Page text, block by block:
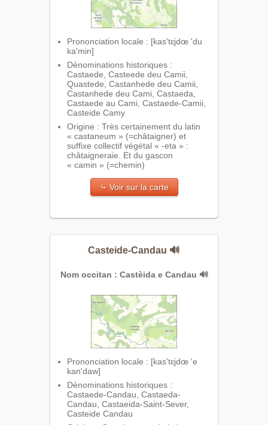
Prononciation locale : [kas'tɛjdœ 'du
ka'min]
Dénominations historiques :
Castaede, Casteede deu Camii,
Quastede, Castanhede deu Camii,
Castanhede deu Cami, Castaeda,
Castaede au Cami, Castaede-Camii,
Casteide Camy
Origine : Très certainement du latin
« castaneum » (=châtaigner) et
suffixe collectif végétal « -eta » :
châtaigneraie. Et du gascon
« camin » (=chemin)
⤷ Voir sur la carte
Casteide-Candau 🔊
Nom occitan : Castèida e Candau 🔊
Prononciation locale : [kas'tɛjdœ 'e
kan'daw]
Dénominations historiques :
Castaede-Candau, Castaeda-
Candau, Castaeida-Saint-Sever,
Casteide Candau